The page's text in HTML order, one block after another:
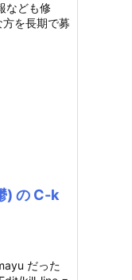
なども修
を長期で募
) の C-k
だった